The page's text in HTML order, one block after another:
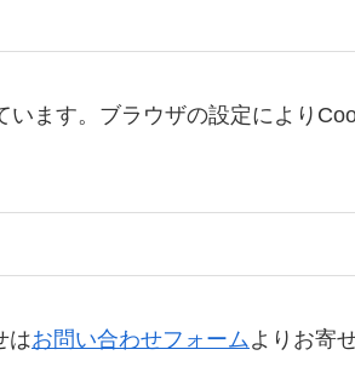
ます。ブラウザの設定により
はお問い合わせフォーム よりお寄